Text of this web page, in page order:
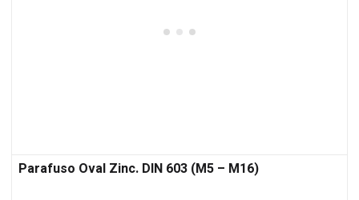
Parafuso Oval Zinc. DIN 603 (M5 – M16)